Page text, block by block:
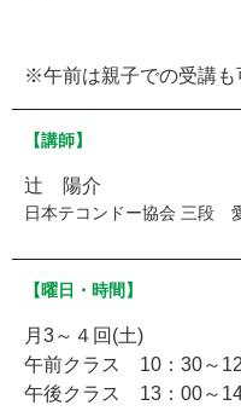
※午前は親子での受講も
【講師】
辻 陽介
日本テコンドー協会 三段
【曜日・時間】
月3～４回(土)
午前クラス 10：30～
午後クラス 13：00～